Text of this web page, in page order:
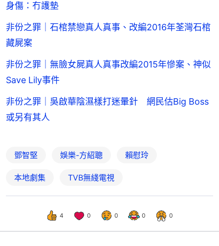
身傷：冇護墊
非份之罪｜石棺禁戀真人真事、改編2016年荃灣石棺
藏屍案
非份之罪｜無臉女屍真人真事改編2015年慘案、神似
Save Lily事件
非份之罪｜吳啟華陰濕樣打迷暈針 網民估Big Boss
或另有其人
鄧智堅 娛樂-方紹聰 賴慰玲
本地劇集 TVB無綫電視
4 0 0 0 0